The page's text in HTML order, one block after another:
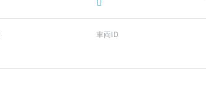
車両ID